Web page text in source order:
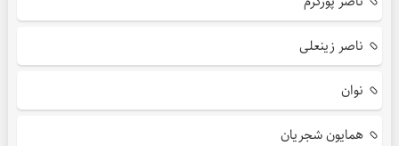
ناصر زینعلی
نوان
همایون شجریان